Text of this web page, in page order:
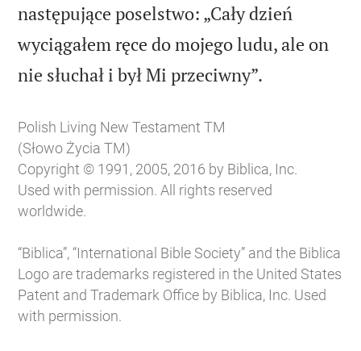
następujące poselstwo: „Cały dzień
wyciągałem ręce do mojego ludu, ale on
nie słuchał i był Mi przeciwny”.
Polish Living New Testament TM
(Słowo Życia TM)
Copyright © 1991, 2005, 2016 by Biblica, Inc.
Used with permission. All rights reserved
worldwide.
“Biblica”, “International Bible Society” and the Biblica
Logo are trademarks registered in the United States
Patent and Trademark Office by Biblica, Inc. Used
with permission.